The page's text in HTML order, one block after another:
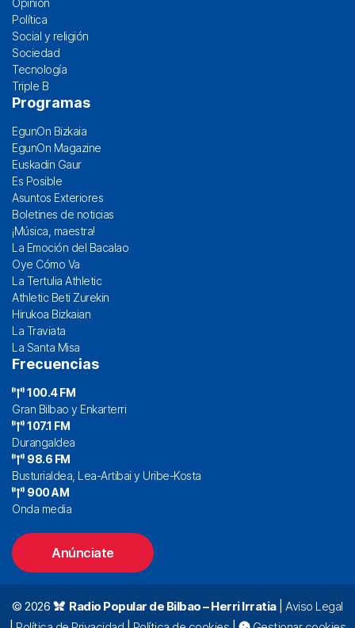
Política
Social y religión
Sociedad
Tecnología
Triple B
Programas
EgunOn Bizkaia
EgunOn Magazine
Euskadin Gaur
Es Posible
Asuntos Exteriores
Boletines de noticias
¡Música, maestra!
La Emoción del Bacalao
Oye Cómo Va
La Tertulia Athletic
Athletic Beti Zurekin
Hirukoa Bizkaian
La Traviata
La Santa Misa
Frecuencias
100.4 FM
Gran Bilbao y Enkarterri
107.1 FM
Durangaldea
98.6 FM
Busturialdea, Lea-Artibai y Uribe-Kosta
900 AM
Onda media
Anúnciate
© 2026 Radio Popular de Bilbao – Herri Irratia| Aviso Legal